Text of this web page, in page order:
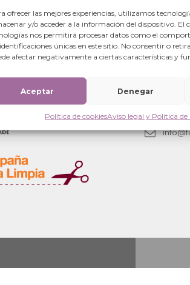
ofrecer las mejores experiencias, utilizamos
y/o acceder a la información del dispositivo. El
nos permitirá procesar datos como el
únicas en este sitio. No consentir o
afectar negativamente a ciertas características y
Aceptar Denegar
Política de cookiesAviso legal y Política de
Calle
+34